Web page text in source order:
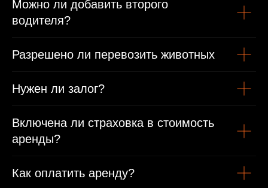
Можно ли добавить второго
водителя?
Разрешено ли перевозить животных
Нужен ли залог?
Включена ли страховка в стоимость
аренды?
Как оплатить аренду?